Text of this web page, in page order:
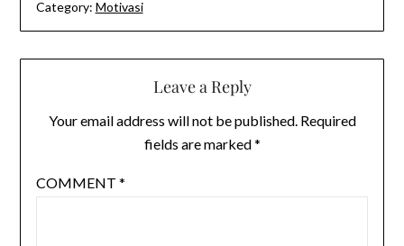
Category: Motivasi
Leave a Reply
Your email address will not be published. Required
fields are marked*
COMMENT *